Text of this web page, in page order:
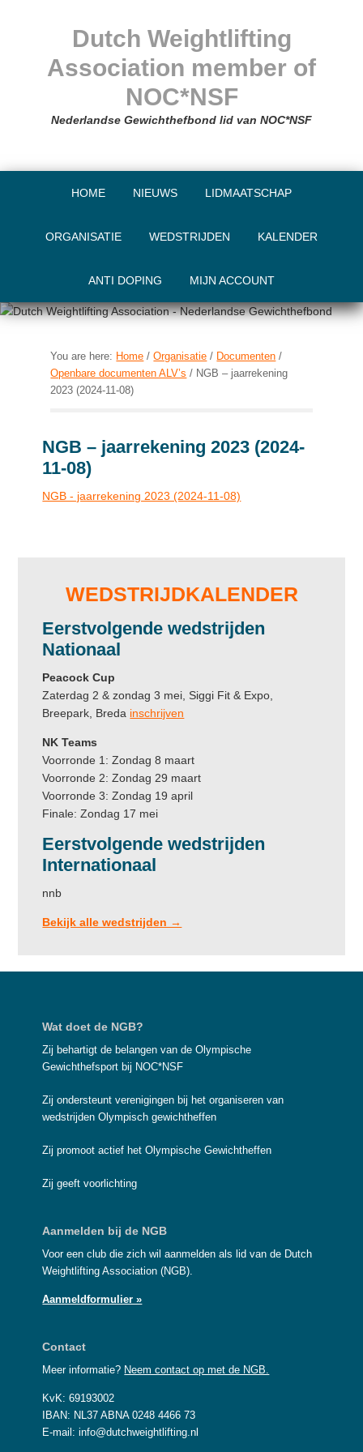
navigation
Dutch Weightlifting
Association member of
NOC*NSF
Nederlandse Gewichthefbond lid van NOC*NSF
HOME NIEUWS LIDMAATSCHAP
ORGANISATIE WEDSTRIJDEN KALENDER
ANTI DOPING MIJN ACCOUNT
You are here: Home / Organisatie / Documenten /
Openbare documenten ALV’s / NGB – jaarrekening
2023 (2024-11-08)
NGB – jaarrekening 2023 (2024-
11-08)
NGB - jaarrekening 2023 (2024-11-08)
SidebarWEDSTRIJDKALENDER
Eerstvolgendewedstrijden
Nationaal
Peacock Cup
Zaterdag 2 & zondag 3 mei, Siggi Fit & Expo,
Breepark, Breda inschrijven
NK Teams
Voorronde 1: Zondag 8 maart
Voorronde 2: Zondag 29 maart
Voorronde 3: Zondag 19 april
Finale: Zondag 17 mei
Eerstvolgende wedstrijden
Internationaal
nnb
Bekijk alle wedstrijden →
Footer
Wat doet de NGB?
Zij behartigt de belangen van de Olympische
Gewichthefsport bij NOC*NSF
Zij ondersteunt verenigingen bij het organiseren van
wedstrijden Olympisch gewichtheffen
Zij promoot actief het Olympische Gewichtheffen
Zij geeft voorlichting
Aanmelden bij de NGB
Voor een club die zich wil aanmelden als lid van de Dutch
Weightlifting Association (NGB).
Aanmeldformulier »
Contact
Meer informatie? Neem contact op met de NGB.
KvK: 69193002
IBAN: NL37 ABNA 0248 4466 73
E-mail: info@dutchweightlifting.nl